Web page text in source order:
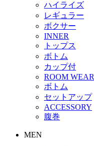
ハイライズ
レギュラー
ボクサー
INNER
トップス
ボトム
カップ付
ROOM WEAR
ボトム
セットアップ
ACCESSORY
腹巻
MEN